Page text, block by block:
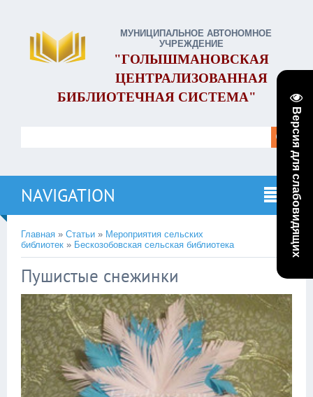
Версия для слабовидящих
МУНИЦИПАЛЬНОЕ АВТОНОМНОЕ
УЧРЕЖДЕНИЕ
"ГОЛЫШМАНОВСКАЯ
ЦЕНТРАЛИЗОВАННАЯ
БИБЛИОТЕЧНАЯ СИСТЕМА"
NAVIGATION
Главная » Статьи » Мероприятия сельских
библиотек » Бескозобовская сельская библиотека
Пушистые снежинки